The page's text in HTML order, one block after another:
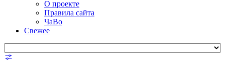
О проекте
Правила сайта
ЧаВо
Свежее